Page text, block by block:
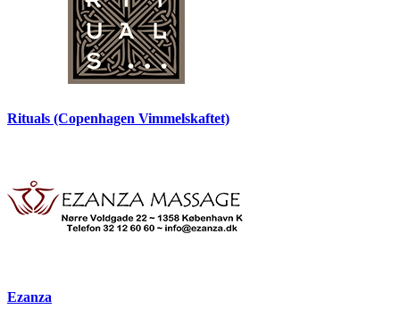
Rituals (Copenhagen Vimmelskaftet)
Ezanza